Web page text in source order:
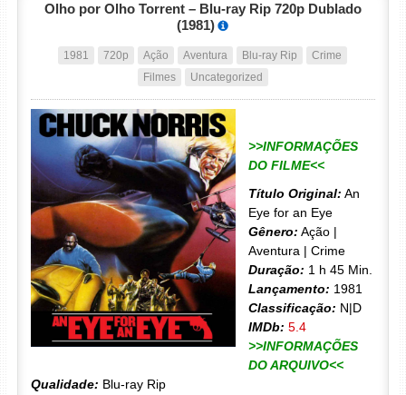
Olho por Olho Torrent – Blu-ray Rip 720p Dublado
(1981)
1981 720p Ação Aventura Blu-ray Rip
Crime
Filmes
Uncategorized
>>INFORMAÇÕES
DO FILME<<
Título Original: An
Eye for an Eye
Gênero: Ação |
Aventura | Crime
Duração: 1 h 45 Min.
Lançamento: 1981
Classificação: N|D
IMDb: 5.4
>>INFORMAÇÕES
DO ARQUIVO<<
Qualidade: Blu-ray Rip